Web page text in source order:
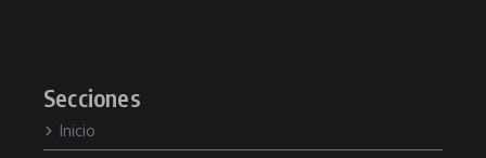
Secciones
Inicio